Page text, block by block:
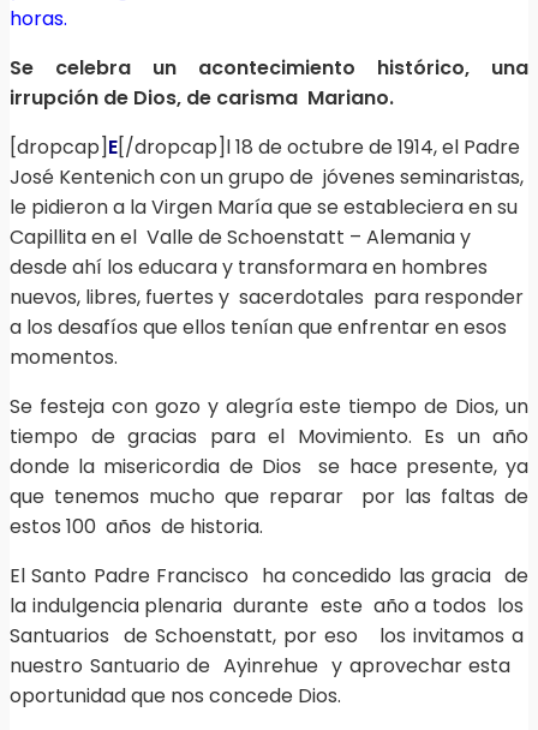
horas.
Se celebra un acontecimiento histórico, una
irrupción de Dios, de carisma Mariano.
[dropcap]E[/dropcap]l 18 de octubre de 1914, el Padre
José Kentenich con un grupo de jóvenes seminaristas,
le pidieron a la Virgen María que se estableciera en su
Capillita en el Valle de Schoenstatt – Alemania y
desde ahí los educara y transformara en hombres
nuevos, libres, fuertes y sacerdotales para responder
a los desafíos que ellos tenían que enfrentar en esos
momentos.
Se festeja con gozo y alegría este tiempo de Dios, un
tiempo de gracias para el Movimiento. Es un año
donde la misericordia de Dios se hace presente, ya
que tenemos mucho que reparar por las faltas de
estos 100 años de historia.
El Santo Padre Francisco ha concedido las gracia de
la indulgencia plenaria durante este año a todos los
Santuarios de Schoenstatt, por eso los invitamos a
nuestro Santuario de Ayinrehue y aprovechar esta
oportunidad que nos concede Dios.